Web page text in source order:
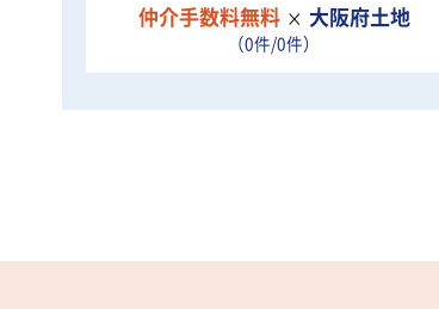
仲介手数料無料 大阪府土地
（0件/0件）